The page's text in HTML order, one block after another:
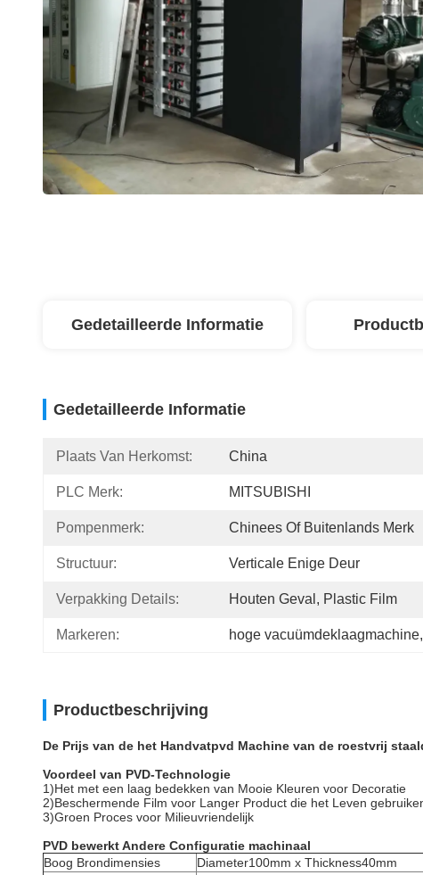
Gedetailleerde Informatie
Gedetailleerde Informatie
Plaats Van Herkomst: China
PLC Merk: MITSUBISHI
Pompenmerk: Chinees Of Buitenlands Merk
Structuur: Verticale Enige Deur
Verpakking Details: Houten Geval, Plastic Film
Markeren: hoge vacuümdeklaagmachine,
Productbeschrijving
De Prijs van de het Handvatpvd Machine van de roestvrij
Voordeel van PVD-Technologie
1)Het met een laag bedekken van Mooie Kleuren voor Decoratie
2)Beschermende Film voor Langer Product die het Leven
3)Groen Proces voor Milieuvriendelijk
PVD bewerkt Andere Configuratie machinaal
Boog Brondimensies
Diameter100mm x Thickness40mm